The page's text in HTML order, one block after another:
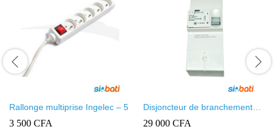
Rallonge multiprise Ingelec – 5
3 500 CFA
Disjoncteur de branchement
non différentiel 2 pôles 230V
10-30A Legrand
29 000 CFA